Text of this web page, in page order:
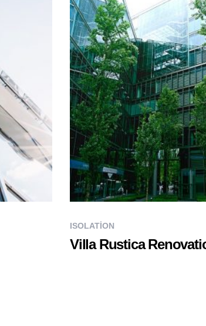
ISOLATION
Villa Rustica